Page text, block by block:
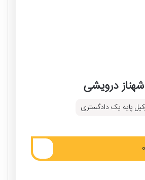
شهناز درویشی
پایه یک دادگستری